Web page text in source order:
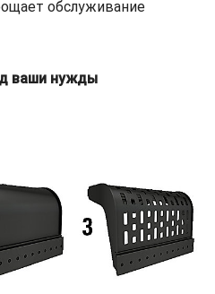
обслуживание
ваши нужды